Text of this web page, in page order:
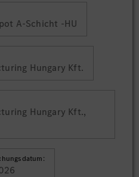
A-Schicht -HU
Hungary Kft.
Hungary Kft.,